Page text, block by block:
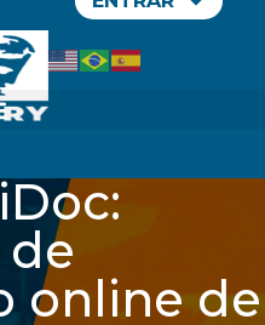
online de